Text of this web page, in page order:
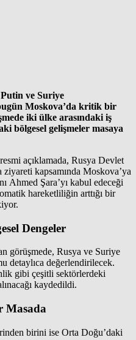
ve Suriye
Moskova’da kritik bir
iki ülke arasındaki iş
bölgesel gelişmeler masaya
açıklamada, Rusya Devlet
kapsamında Moskova’ya
Ahmed Şara’yı kabul edeceği
hareketliliğin arttığı bir
Dengeler
görüşmede, Rusya ve Suriye
detaylıca değerlendirilecek.
gibi çeşitli sektörlerdeki
kaydedildi.
Masada
birini ise Orta Doğu’daki